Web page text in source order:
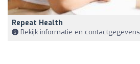
Repeat Health
Bekijk informatie en contactgegevens